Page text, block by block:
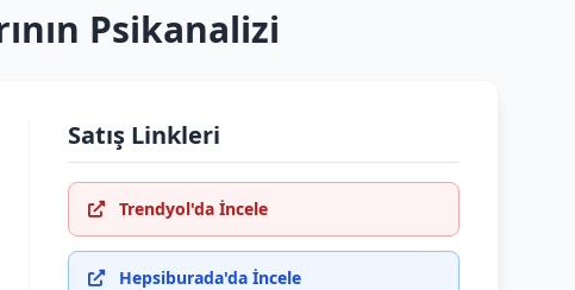
Psikanalizi
Satış Linkleri
Trendyol'da İncele
Hepsiburada'da İncele